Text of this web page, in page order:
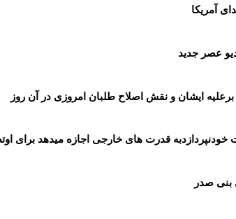
آمریکا
عصر جدید
ایشان و نقش اصلاح طلبان امروزی در آن روز
قدرت های خارجی اجازه میدهد برای
بنی صدر